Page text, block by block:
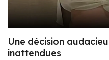
Une décision
inattendues